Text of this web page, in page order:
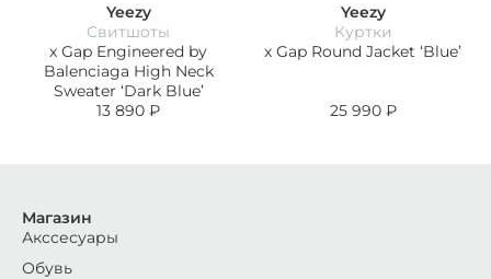
Yeezy
Свитшоты
x Gap Engineered by
Balenciaga High Neck
Sweater ‘Dark Blue’
13 890 ₽
Yeezy
Куртки
x Gap Round Jacket ‘Blue’
25 990 ₽
Магазин
Акссесуары
Обувь